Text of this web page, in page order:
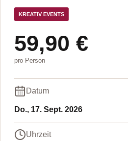
KREATIV EVENTS
59,90 €
pro Person
Datum
Do., 17. Sept. 2026
Uhrzeit